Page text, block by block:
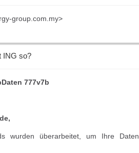
group.com.my>
ING so?
777v7b
wurden überarbeitet, um Ihre Daten